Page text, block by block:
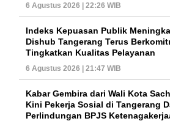
6 Agustus 2026 | 22:26 WIB
Indeks Kepuasan Publik
Dishub Tangerang Terus
Tingkatkan Kualitas Pelayanan
6 Agustus 2026 | 21:47 WIB
Kabar Gembira dari Wali Kota
Kini Pekerja Sosial di Tangerang
Perlindungan BPJS